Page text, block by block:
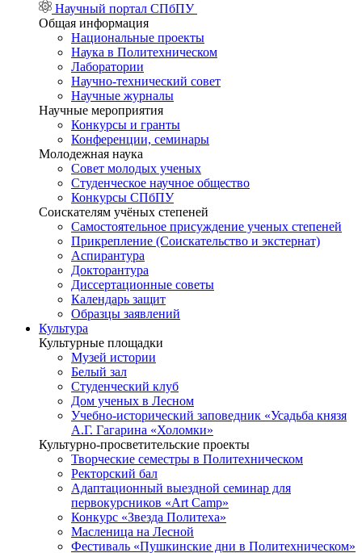
Научный портал СПбПУ
Общая информация
Национальные проекты
Наука в Политехническом
Лаборатории
Научно-технический совет
Научные журналы
Научные мероприятия
Конкурсы и гранты
Конференции, семинары
Молодежная наука
Совет молодых ученых
Студенческое научное общество
Конкурсы СПбПУ
Соискателям учёных степеней
Самостоятельное присуждение ученых степеней
Прикрепление (Соискательство и экстернат)
Аспирантура
Докторантура
Диссертационные советы
Календарь защит
Образцы заявлений
Культура
Культурные площадки
Музей истории
Белый зал
Студенческий клуб
Дом ученых в Лесном
Учебно-исторический заповедник «Усадьба князя
А.Г. Гагарина «Холомки»
Культурно-просветительские проекты
Творческие семестры в Политехническом
Ректорский бал
Адаптационный выездной семинар для
первокурсников «Art Camp»
Конкурс «Звезда Политеха»
Масленица на Лесной
Фестиваль «Пушкинские дни в Политехническом»